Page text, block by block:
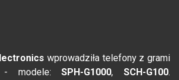
wprowadziła telefony z grami
- modele:SPH-G1000, SCH-G100.